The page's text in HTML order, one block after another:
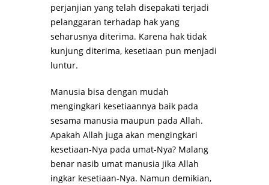
perjanjian yang telah disepakati terjadi
pelanggaran terhadap hak yang
seharusnya diterima. Karena hak tidak
kunjung diterima, kesetiaan pun menjadi
luntur.
Manusia bisa dengan mudah
mengingkari kesetiaannya baik pada
sesama manusia maupun pada Allah.
Apakah Allah juga akan mengingkari
kesetiaan-Nya pada umat-Nya? Malang
benar nasib umat manusia jika Allah
ingkar kesetiaan-Nya. Namun demikian,